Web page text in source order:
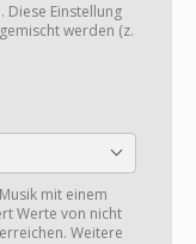
Diese Einstellung
werden (z.
mit einem
Werte von nicht
Weitere